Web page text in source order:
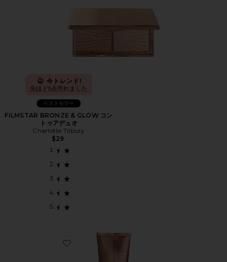
今トレンド!
先ほど5点売れました
ベストセラー
FILMSTAR BRONZE & GLOW コン
トゥアデュオ
Charlotte Tilbury
$29
Favorite SUPERMODEL BODY ボディハイライター